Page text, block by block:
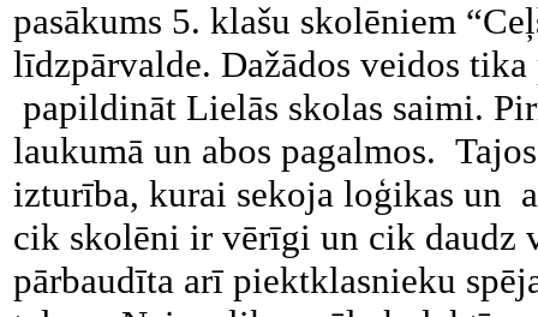
pasākums 5. klašu skolēniem
līdzpārvalde. Dažādos veidos
papildināt Lielās skolas saimi.
laukumā un abos pagalmos.
izturība, kurai sekoja loģikas un
cik skolēni ir vērīgi un cik daudz
pārbaudīta arī piektklasnieku